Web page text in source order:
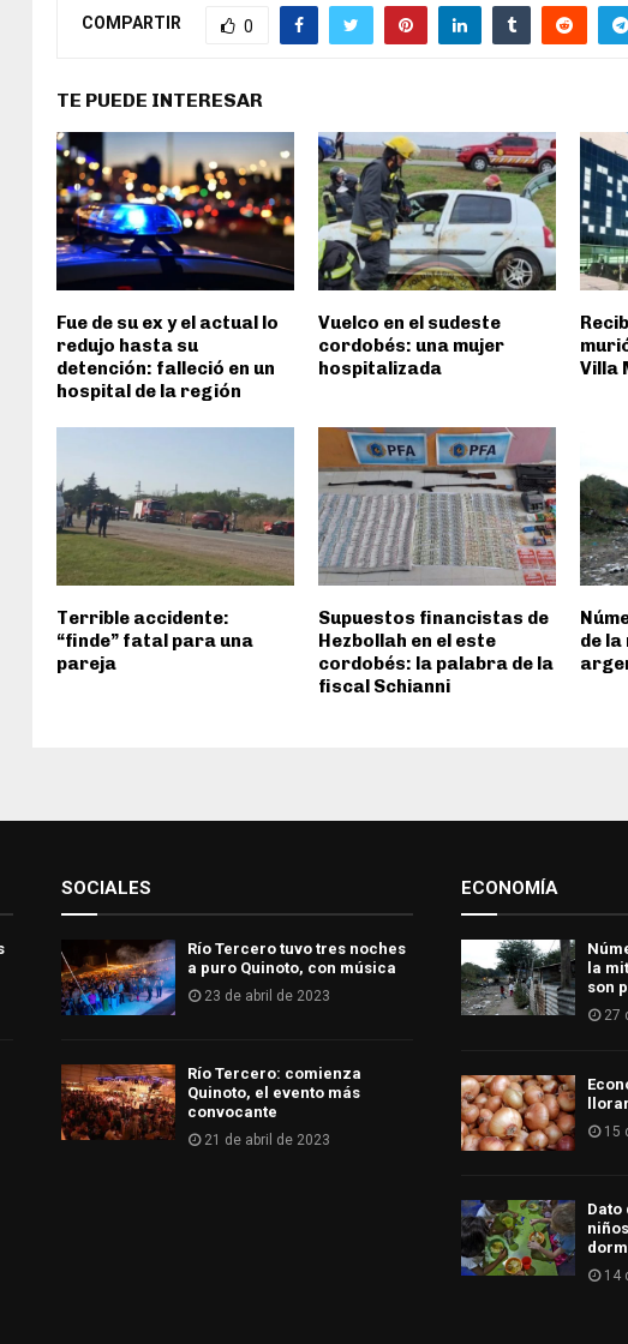
COMPARTIR 0
TE PUEDE INTERESAR
Fue de su ex y el actual lo
redujo hasta su
detención: falleció en un
hospital de la región
Vuelco en el sudeste
cordobés: una mujer
hospitalizada
Villa
Terrible accidente:
“finde” fatal para una
pareja
Supuestos financistas de
Hezbollah en el este
cordobés: la palabra de la
fiscal Schianni
de la
SOCIALES
Río Tercero tuvo tres noches
a puro Quinoto, con música
23 de abril de 2023
Río Tercero: comienza
Quinoto, el evento más
convocante
21 de abril de 2023
ECONOMÍA
la
son
27
llorar
15
Dato
14